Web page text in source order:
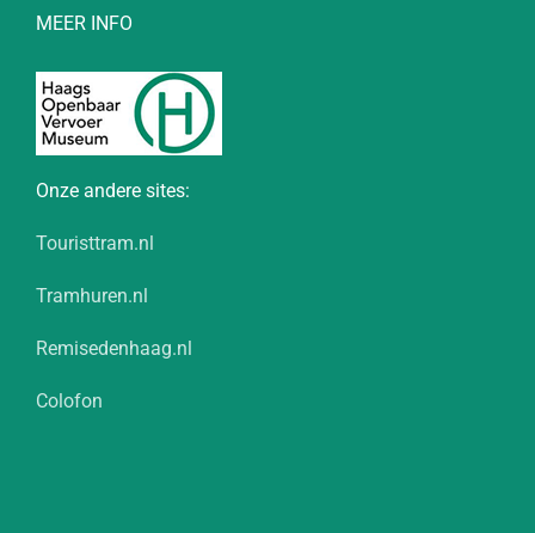
MEER INFO
Onze andere sites:
Touristtram.nl
Tramhuren.nl
Remisedenhaag.nl
Colofon